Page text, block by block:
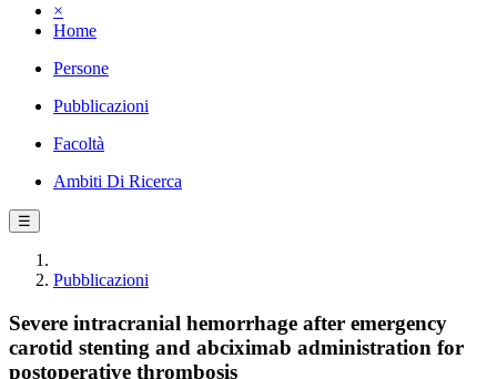
×
Home
Persone
Pubblicazioni
Facoltà
Ambiti Di Ricerca
☰
Pubblicazioni
Severe intracranial hemorrhage after emergency
carotid stenting and abciximab administration for
postoperative thrombosis